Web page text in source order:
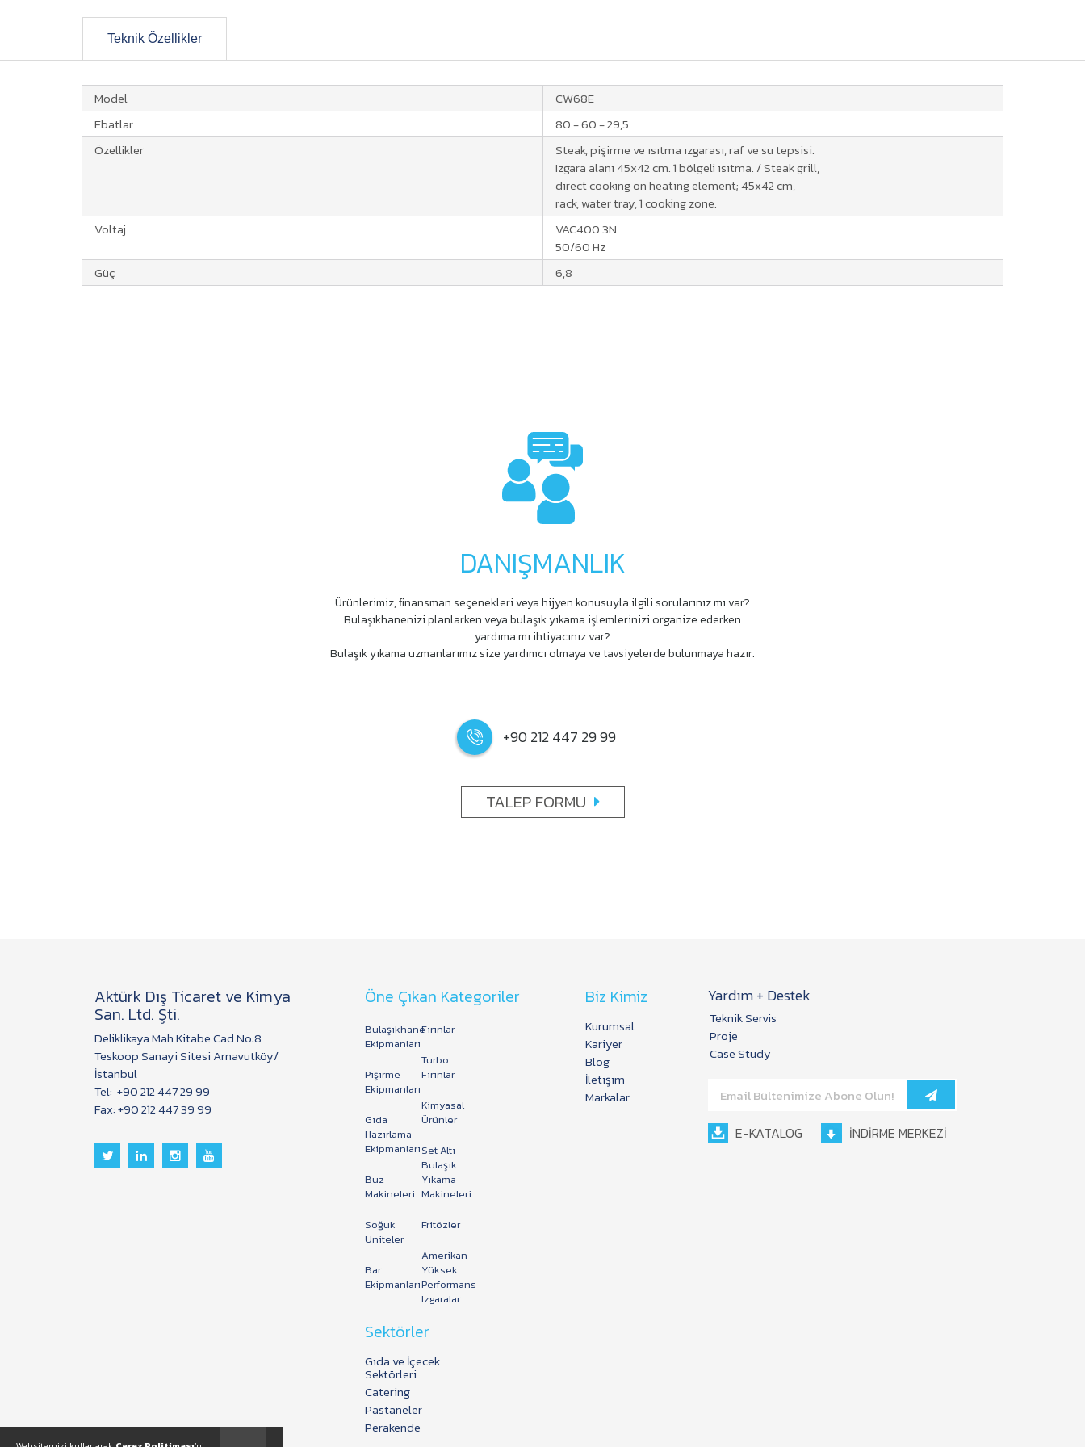
Teknik Özellikler
Model
CW68E
Ebatlar
80 - 60 - 29,5
Özellikler
Steak, pişirme ve ısıtma ızgarası, raf ve su tepsisi.
Izgara alanı 45x42 cm. 1 bölgeli ısıtma. / Steak grill,
direct cooking on heating element; 45x42 cm,
rack, water tray, 1 cooking zone.
Voltaj
VAC400 3N
50/60 Hz
Güç
6,8
DANIŞMANLIK
Ürünlerimiz, ﬁnansman seçenekleri veya hijyen konusuyla ilgili sorularınız mı var?
Bulaşıkhanenizi planlarken veya bulaşık yıkama işlemlerinizi organize ederken
yardıma mı ihtiyacınız var?
Bulaşık yıkama uzmanlarımız size yardımcı olmaya ve tavsiyelerde bulunmaya hazır.
+90 212 447 29 99
TALEP FORMU
Aktürk Dış Ticaret ve Kimya
San. Ltd. Şti.
Deliklikaya Mah.Kitabe Cad.No:8
Teskoop Sanayi Sitesi Arnavutköy/
İstanbul
Tel: +90 212 447 29 99
Fax: +90 212 447 39 99
Yardım + Destek
Teknik Servis
Proje
Case Study
E-KATALOG İNDİRME MERKEZİ
Öne Çıkan Kategoriler
Bulaşıkhane
Ekipmanları
Pişirme
Ekipmanları
Gıda
Hazırlama
Ekipmanları
Buz
Makineleri
Soğuk
Üniteler
Bar
Ekipmanları
Fırınlar
Turbo
Fırınlar
Kimyasal
Ürünler
Set Altı
Bulaşık
Yıkama
Makineleri
Fritözler
Amerikan
Yüksek
Performans
Izgaralar
Biz Kimiz
Kurumsal
Kariyer
Blog
İletişim
Markalar
Sektörler
Gıda ve İçecek
Sektörleri
Catering
Pastaneler
Perakende